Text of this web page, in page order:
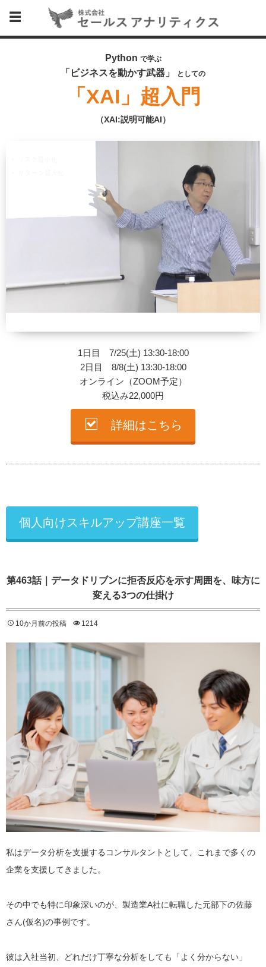
Python で学ぶ
「ビジネスを動かす武器」 としての
「XAI」超入門
（XAI:説明可能AI）
1日目 7/25(土) 13:30-18:00
2日目 8/8(土) 13:30-18:00
オンライン（ZOOM予定）
税込み22,000円
詳細はこちら
個人向けスキルアップ講座一覧
第463話｜データドリブンに拒否反応を示す周囲を、味方に
変える3つの仕掛け
10か月前の投稿 1214
私はデータ分析を支援するコンサルタントとして、これまで多くの
企業を支援してきました。
その中でも特に印象深いのが、製造業A社に転職した元部下の佐藤
さん(仮名)の事例です。
彼は入社当初、どれだけ丁寧な分析をしても「よく分からない」